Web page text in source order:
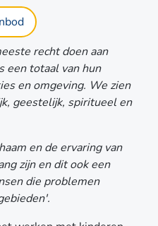
recht doen aan
een totaal van hun
en omgeving. We zien
geestelijk, spiritueel en
en de ervaring van
zijn en dit ook een
die problemen